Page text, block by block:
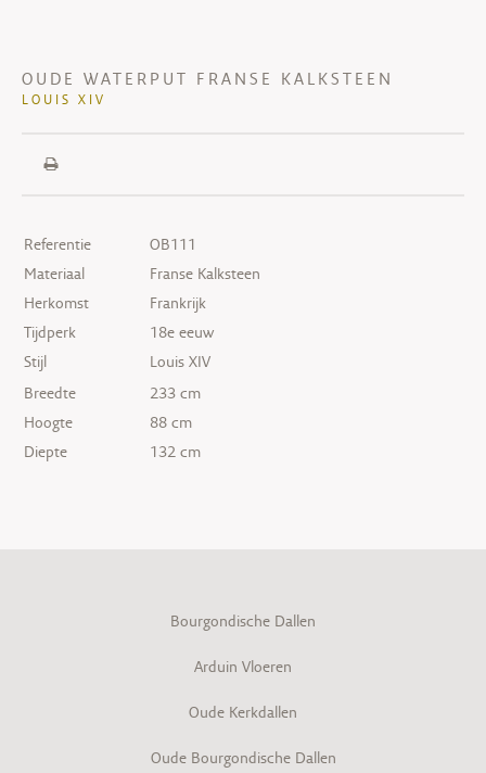
OUDE WATERPUT FRANSE KALKSTEEN
LOUIS XIV
Referentie
OB111
Materiaal
Franse Kalksteen
Herkomst
Frankrijk
Tijdperk
18e eeuw
Stijl
Louis XIV
Breedte
233 cm
Hoogte
88 cm
Diepte
132 cm
Bourgondische Dallen
Arduin Vloeren
Oude Kerkdallen
Oude Bourgondische Dallen